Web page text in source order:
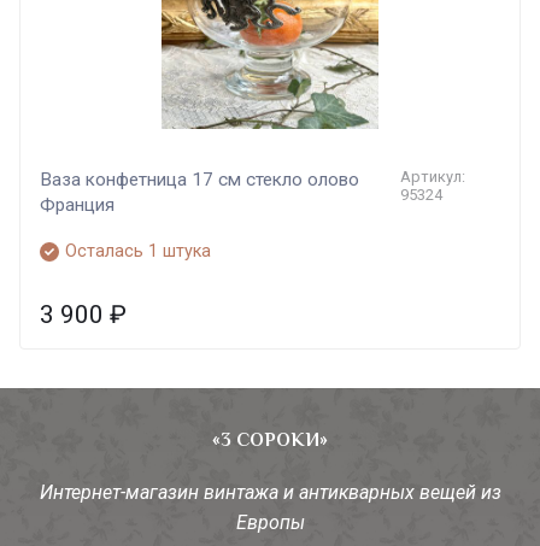
Ваза конфетница 17 см стекло олово
Франция
Артикул:
95324
Осталась 1 штука
3 900 ₽
«3 СОРОКИ»
Интернет-магазин винтажа и антикварных вещей из
Европы